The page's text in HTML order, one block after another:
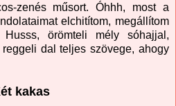
zenés műsort. Óhhh, most a
elchitítom, megállítom
örömteli mély sóhajjal,
dal teljes szövege, ahogy
kakas